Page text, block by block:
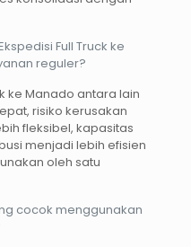
Full Truck ke
reguler?
ke Manado antara lain
risiko kerusakan
fleksibel, kapasitas
menjadi lebih efisien
oleh satu
cocok menggunakan